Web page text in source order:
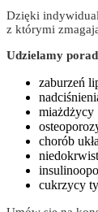
Dzięki
z którymi
Udzielamy
zaburzeń
miażdżycy
chorób
cukrzycy